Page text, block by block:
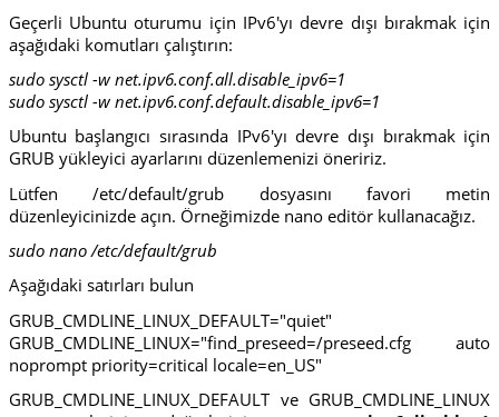
Geçerli Ubuntu oturumu için IPv6'yı devre dışı bırakmak için
aşağıdaki komutları çalıştırın:
sudo sysctl -w net.ipv6.conf.all.disable_ipv6=1
sudo sysctl -w net.ipv6.conf.default.disable_ipv6=1
Ubuntu başlangıcı sırasında IPv6'yı devre dışı bırakmak için
GRUB yükleyici ayarlarını düzenlemenizi öneririz.
Lütfen /etc/default/grub dosyasını favori metin
düzenleyicinizde açın. Örneğimizde nano editör kullanacağız.
sudo nano /etc/default/grub
Aşağıdaki satırları bulun
GRUB_CMDLINE_LINUX_DEFAULT="quiet"
GRUB_CMDLINE_LINUX="find_preseed=/preseed.cfg auto
noprompt priority=critical locale=en_US"
GRUB_CMDLINE_LINUX_DEFAULT ve GRUB_CMDLINE_LINUX